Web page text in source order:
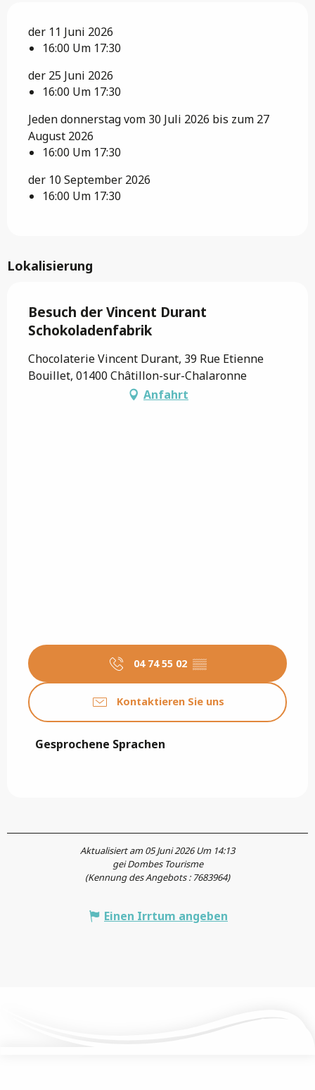
der 11 Juni 2026
16:00 Um 17:30
der 25 Juni 2026
16:00 Um 17:30
Jeden donnerstag vom 30 Juli 2026 bis zum 27
August 2026
16:00 Um 17:30
der 10 September 2026
16:00 Um 17:30
Lokalisierung
Besuch der Vincent Durant
Schokoladenfabrik
Chocolaterie Vincent Durant, 39 Rue Etienne
Bouillet, 01400 Châtillon-sur-Chalaronne
Anfahrt
04 74 55 02 ▒▒
Kontaktieren Sie uns
Gesprochene Sprachen
Gesprochene Sprachen
Aktualisiert am 05 Juni 2026 Um 14:13
gei Dombes Tourisme
(Kennung des Angebots : 7683964)
Einen Irrtum angeben